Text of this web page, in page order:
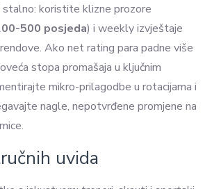
koristite klizne prozore
500 posjeda) i weekly izvještaje
Ako net rating para padne više
stopa promašaja u ključnim
mikro-prilagodbe u rotacijama i
nagle, nepotvrđene promjene na
uvida